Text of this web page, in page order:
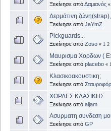
Ξεκίνησε απόΔαμιανός «
Δερμάτινη
Ξεκίνησε από JaYmZ
Pickguards...
Ξεκίνησε από Zoso « 1 2
Μαυρισμα Χορδων (
Ξεκίνησε από placebo « 1
Κλασικοακουστικη;
Ξεκίνησε από
ΧΟΡΔΕΣ ΚΛΑΣΙΚΗΣ
Ξεκίνησε από aljam
Ασυρματη συνδεση
Ξεκίνησε από GP